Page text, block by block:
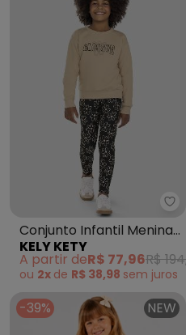
- Conjunto Infantil Menina
Conjunto Infantil Menina
Blusão e Legging Floral
(Bege)
KELY KETY
A partir deR$ 77,96R$
ou 2x de R$ 38,98 sem juros
-39% NEW